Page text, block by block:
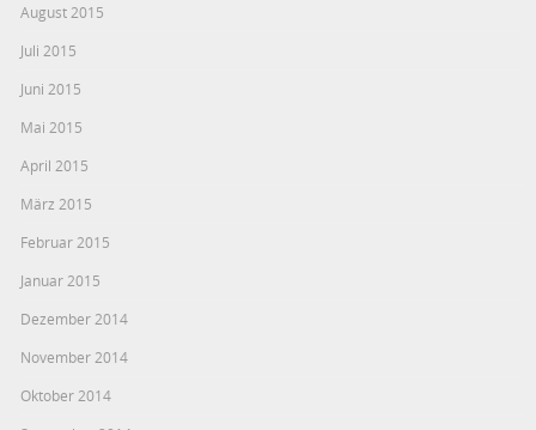
August 2015
Juli 2015
Juni 2015
Mai 2015
April 2015
März 2015
Februar 2015
Januar 2015
Dezember 2014
November 2014
Oktober 2014